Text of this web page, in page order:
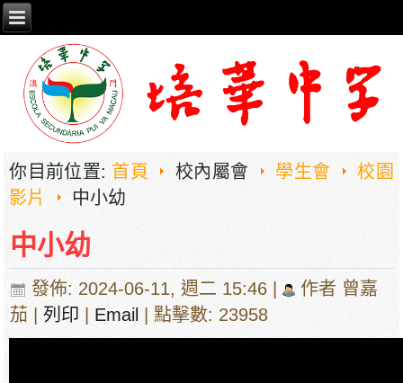
你目前位置: 首頁 校內屬會 學生會
校園
影片
中小幼
中小幼
發佈: 2024-06-11, 週二 15:46 |
作者 曾嘉
茄 |列印 Email | 點擊數: 23958